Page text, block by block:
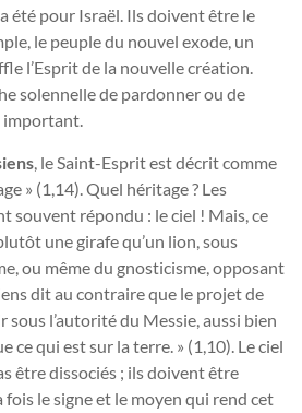
été pour Israël. Ils doivent être le
le peuple du nouvel exode, un
l’Esprit de la nouvelle création.
solennelle de pardonner ou de
important.
, le Saint-Esprit est décrit comme
» (1,14). Quel héritage ? Les
souvent répondu : le ciel ! Mais, ce
une girafe qu’un lion, sous
ou même du gnosticisme, opposant
dit au contraire que le projet de
sous l’autorité du Messie, aussi bien
ce qui est sur la terre. » (1,10). Le ciel
être dissociés ; ils doivent être
fois le signe et le moyen qui rend cet